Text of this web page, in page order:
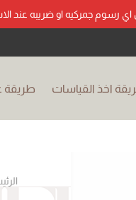
رسوم جمركيه او ضريبه عند
اخذ القياسات طريقة